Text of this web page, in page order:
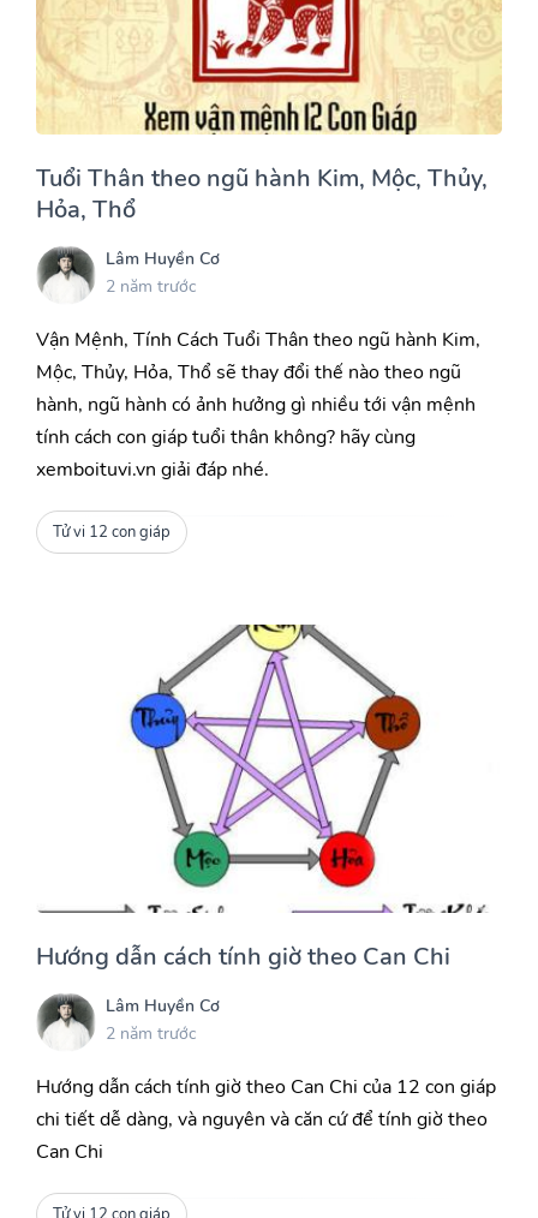
Tuổi Thân theo ngũ hành Kim, Mộc, Thủy,
Hỏa, Thổ
Lâm Huyền Cơ
2 năm trước
Vận Mệnh, Tính Cách Tuổi Thân theo ngũ hành Kim,
Mộc, Thủy, Hỏa, Thổ sẽ thay đổi thế nào theo ngũ
hành, ngũ hành có ảnh hưởng gì nhiều tới vận mệnh
tính cách con giáp tuổi thân không? hãy cùng
xemboituvi.vn giải đáp nhé.
Tử vi 12 con giáp
Hướng dẫn cách tính giờ theo Can Chi
Lâm Huyền Cơ
2 năm trước
Hướng dẫn cách tính giờ theo Can Chi của 12 con giáp
chi tiết dễ dàng, và nguyên và căn cứ để tính giờ theo
Can Chi